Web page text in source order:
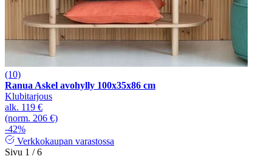
(10)
Ranua Askel avohylly 100x35x86 cm
Klubitarjous
alk. 119 €
(norm. 206 €)
-42%
Verkkokaupan varastossa
Sivu 1 / 6